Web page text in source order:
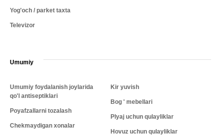
Yog'och / parket taxta
Televizor
Umumiy
Umumiy foydalanish joylarida
qo'l antiseptiklari
Poyafzallarni tozalash
Chekmaydigan xonalar
Kir yuvish
Bog ' mebellari
Plyaj uchun qulayliklar
Hovuz uchun qulayliklar